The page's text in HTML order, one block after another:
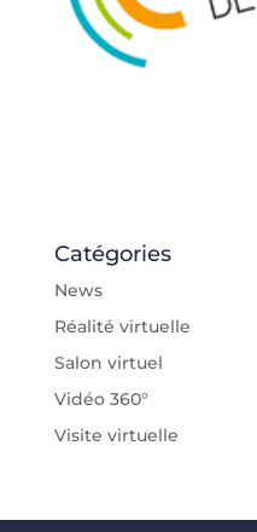
Catégories
News
Réalité virtuelle
Salon virtuel
Vidéo 360°
Visite virtuelle